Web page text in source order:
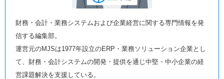
財務・会計・業務システムおよび企業経営に関する専門情報を発
信する編集部。
運営元のMJSは1977年設立のERP・業務ソリューション企業とし
て、財務・会計システムの開発・提供を通じ中堅・中小企業の経
営課題解決を支援している。